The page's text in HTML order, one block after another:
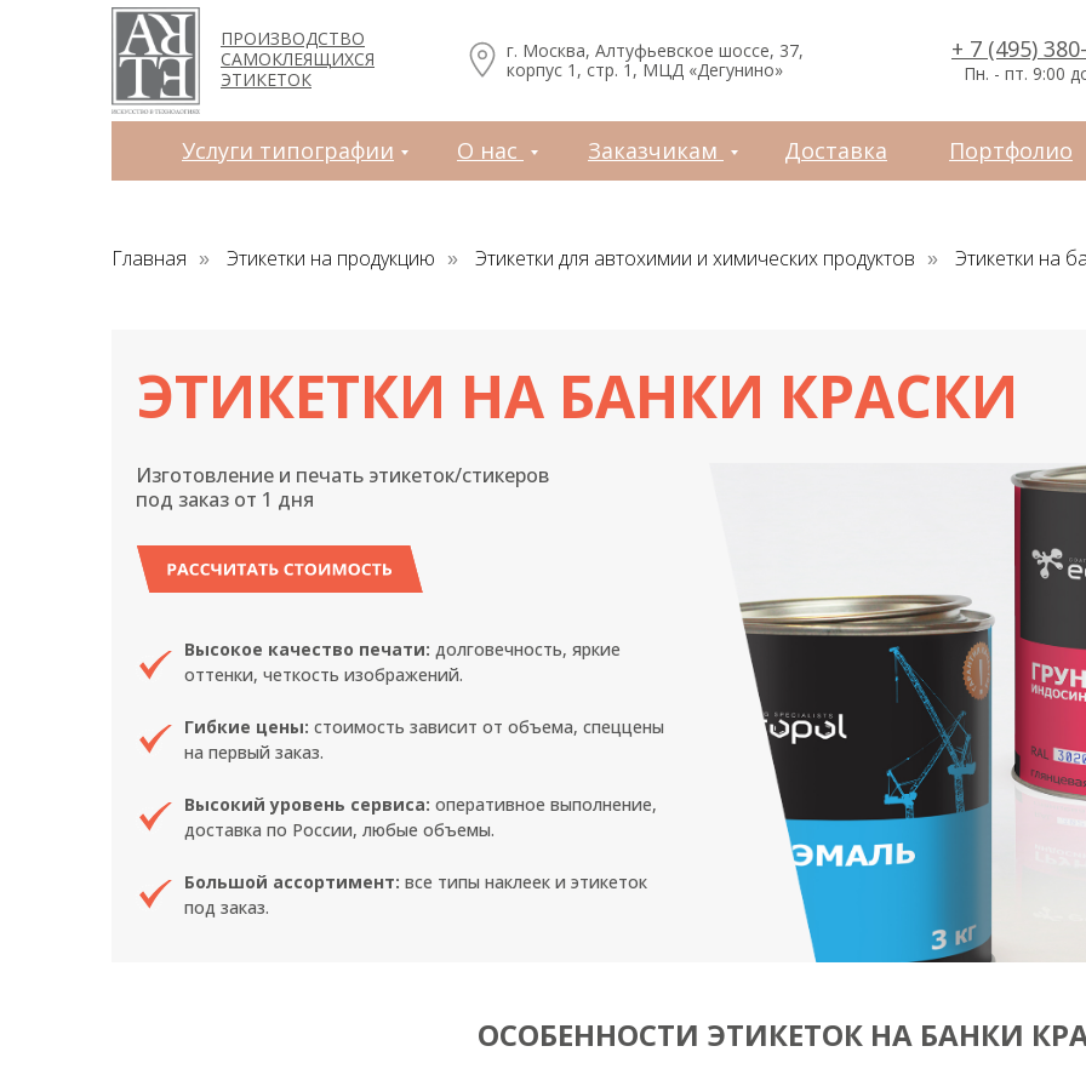
ПРОИЗВОДСТВО
САМОКЛЕЯЩИХСЯ
ЭТИКЕТОК
+ 7 (495)
г. Москва, Алтуфьевское шоссе, 37,
корпус 1, стр. 1, МЦД «Дегунино»
Пн. - пт. 9:00
Услуги типографии О нас Заказчикам Доставка Портфолио
Услуги типографии
Главная » Этикетки на продукцию » Этикетки для автохимии и химических продуктов » Этикетки на
Высокое качество печати: долговечность, яркие
оттенки, четкость изображений.
Гибкие цены: стоимость зависит от объема, спеццены
на первый заказ.
Высокий уровень сервиса: оперативное выполнение,
доставка по России, любые объемы.
Изготовление и печать этикеток/стикеров
под заказ от 1 дня
Большой ассортимент: все типы наклеек и этикеток
под заказ.
ЭТИКЕТКИ НА БАНКИ КРАСКИ
РАССЧИТАТЬ СТОИМОСТЬ
ОСОБЕННОСТИ ЭТИКЕТОК НА БАНКИ